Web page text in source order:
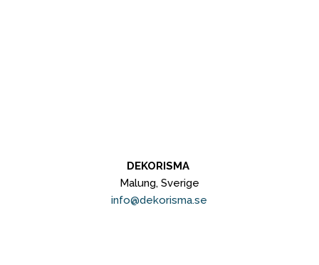
DEKORISMA
Malung, Sverige
info@dekorisma.se